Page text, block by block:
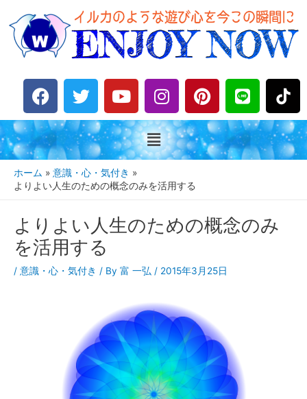
F
a
c
e
b
o
o
T
w
i
t
t
e
r
Y
o
u
t
u
b
e
I
n
s
t
a
r
m
P
i
n
t
e
t
L
i
n
e
ホーム
意識・心・気付き
よりよい人生のための概念のみを活用する
よりよい人生のための概念のみ
を活用する
/ 意識・心・気付き / By 富 一弘 / 2015年3月25日